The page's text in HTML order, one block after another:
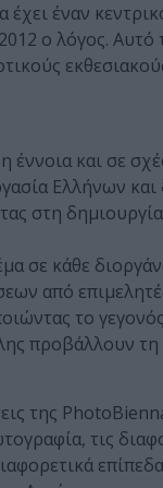
έναν
ο λόγος.
έννοια και σε
Ελλήνων
στη
σε κάθε
από
το
προβάλλουν
της
τις